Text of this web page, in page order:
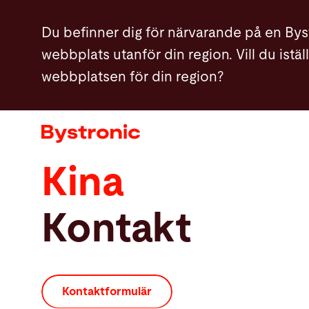
huvudinnehåll
Du befinner dig för närvarande på en
webbplats utanför din region. Vill du
webbplatsen för din region?
Maskiner och programvara
Service
Användning
Newsroom
Kina
Kontakt
Kontaktformulär